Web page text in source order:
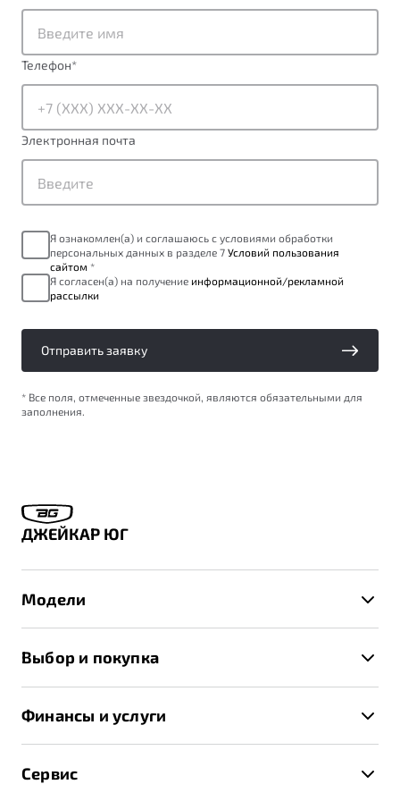
от 1 699 990 ₽*
Обзор В наличии
X70
Универсальный кроссовер
Обзор В наличии
Подробно
Автомобили в наличии
Тест-драйв
Спецпредложения
Будьте еще более уверены на дорогах с программой
Преимущества программы
Запись на сервис
Калькулятор ТО
Клиентская поддержка
Телефон*
Электронная почта
Я ознакомлен(а) и соглашаюсь с условиями обработки
персональных данных в разделе 7 Условий пользования
сайтом *
Я согласен(а) на получение информационной/рекламной
рассылки
Отправить заявку
* Все поля, отмеченные звездочкой, являются обязательными для
заполнения.
ДЖЕЙКАР ЮГ
Модели
X70
Выбор и покупка
Спецпредложения и Акции
Записаться на тест-драйв
Финансы и услуги
Трейд-ин
Сервис